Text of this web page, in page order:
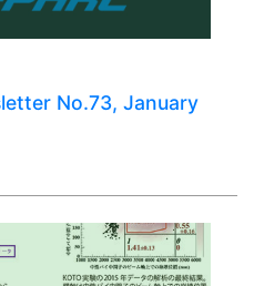
No.73, January